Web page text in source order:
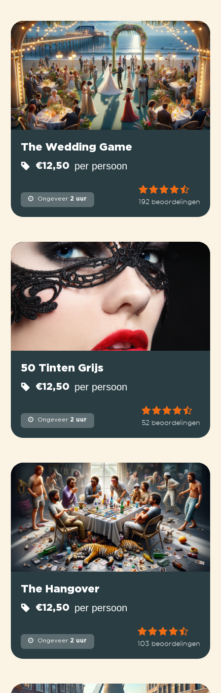
The Wedding Game
€12,50 per persoon
Ongeveer 2 uur 192 beoordelingen
50 Tinten Grijs
€12,50 per persoon
Ongeveer 2 uur 52 beoordelingen
The Hangover
€12,50 per persoon
Ongeveer 2 uur 103 beoordelingen